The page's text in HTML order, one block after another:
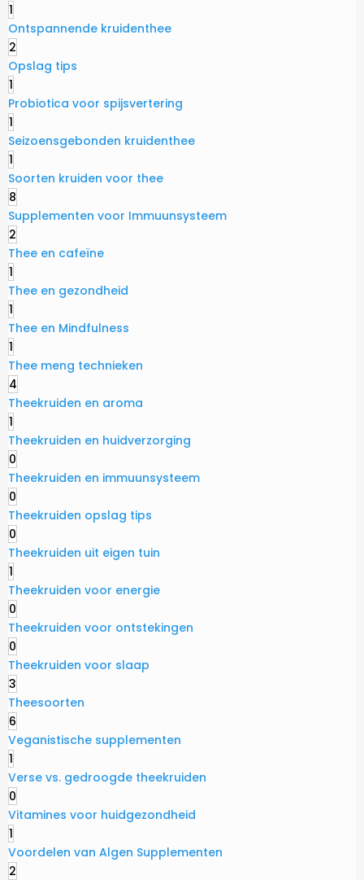
1
Ontspannende kruidenthee
2
Opslag tips
1
Probiotica voor spijsvertering
1
Seizoensgebonden kruidenthee
1
Soorten kruiden voor thee
8
Supplementen voor Immuunsysteem
2
Thee en cafeïne
1
Thee en gezondheid
1
Thee en Mindfulness
1
Thee meng technieken
4
Theekruiden en aroma
1
Theekruiden en huidverzorging
0
Theekruiden en immuunsysteem
0
Theekruiden opslag tips
0
Theekruiden uit eigen tuin
1
Theekruiden voor energie
0
Theekruiden voor ontstekingen
0
Theekruiden voor slaap
3
Theesoorten
6
Veganistische supplementen
1
Verse vs. gedroogde theekruiden
0
Vitamines voor huidgezondheid
1
Voordelen van Algen Supplementen
2